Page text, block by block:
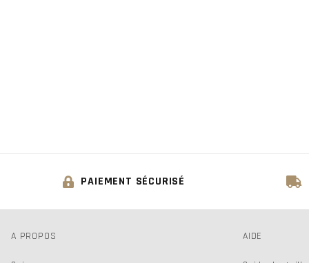
PAIEMENT SÉCURISÉ
A PROPOS AIDE